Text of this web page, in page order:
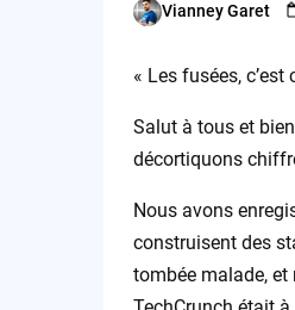
Posted
Vianney Garet
« Les fusées,
Salut à tous et
décortiquons
Nous avons
construisent des
tombée malade,